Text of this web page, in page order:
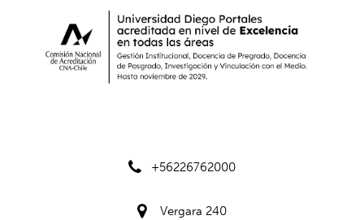
+56226762000
Vergara 240